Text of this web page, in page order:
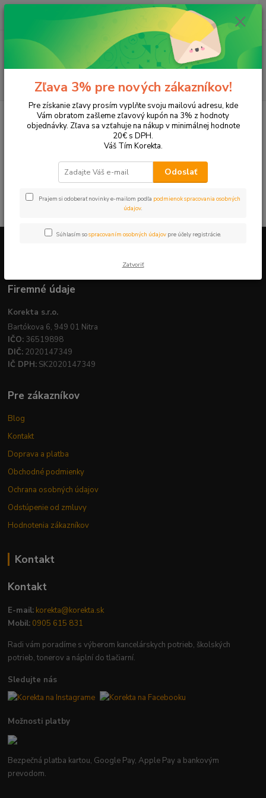
Hľadať
ks
za 0,00 EUR
Tonery a náplne do tlačiarní Hewlett Packard
HP DeskJet
DeskJet F2210
DeskJet F2210
V tejto kategórii nebol nájdený žiadny tovar.
Firemné údaje a informácie
Firemné údaje
Korekta s.r.o.
Bartókova 6, 949 01 Nitra
IČO: 36519898
DIČ: 2020147349
IČ DPH: SK2020147349
Pre zákazníkov
Blog
Kontakt
Doprava a platba
Obchodné podmienky
Ochrana osobných údajov
Odstúpenie od zmluvy
Hodnotenia zákazníkov
Kontakt
Kontakt
E-mail: korekta@korekta.sk
Mobil: 0905 615 831
Radi vám poradíme s výberom kancelárskych potrieb, školských
potrieb, tonerov a náplní do tlačiarní.
Sledujte nás
Možnosti platby
Bezpečná platba kartou, Google Pay, Apple Pay a bankovým
prevodom.
Zľava 3% pre nových zákazníkov!
Pre získanie zľavy prosím vyplňte svoju mailovú adresu, kde
Vám obratom zašleme zľavový kupón na 3% z hodnoty
objednávky. Zľava sa vzťahuje na nákup v minimálnej hodnote
20€ s DPH.
Váš Tím Korekta.
Odoslať
Prajem si odoberať novinky e-mailom podľa podmienok spracovania osobných
údajov.
Súhlasím sospracovaním osobných údajov pre účely registrácie.
Zatvoriť